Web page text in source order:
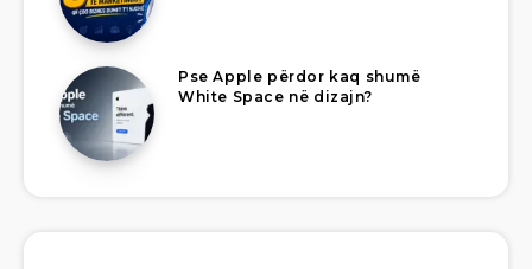
Pse Apple përdor kaq shumë
White Space në dizajn?